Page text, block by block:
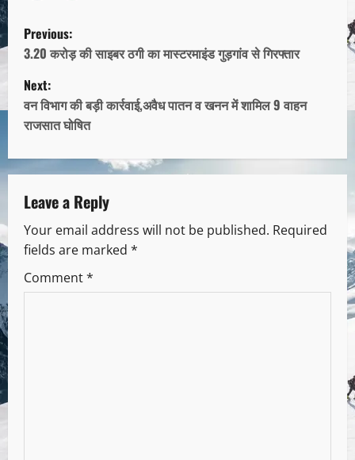
Previous:
3.20 करोड़ की साइबर ठगी का मास्टरमाइंड गुड़गांव से गिरफ्तार
Next:
वन विभाग की बड़ी कार्रवाई,अवैध पातन व खनन में शामिल 9 वाहन
राजसात घोषित
Leave a Reply
Your email address will not be published. Required
fields are marked *
Comment*